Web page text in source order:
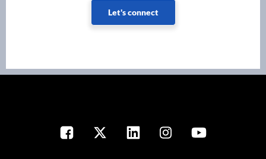
Let's connect